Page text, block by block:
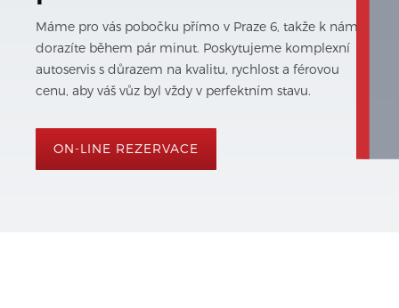
Máme pro vás pobočku přímo v Praze 6, takže k nám
dorazíte během pár minut. Poskytujeme komplexní
autoservis s důrazem na kvalitu, rychlost a férovou
cenu, aby váš vůz byl vždy v perfektním stavu.
ON-LINE REZERVACE